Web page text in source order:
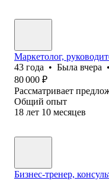
Маркетолог,
43 года • Была вчера •
80 000 ₽
Рассматривает
Общий опыт
18 лет 10 месяцев
Бизнес-тренер,